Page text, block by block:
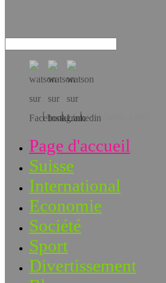
Téléchargez l’app!
Page d'accueil
Suisse
International
Economie
Société
Sport
Divertissement